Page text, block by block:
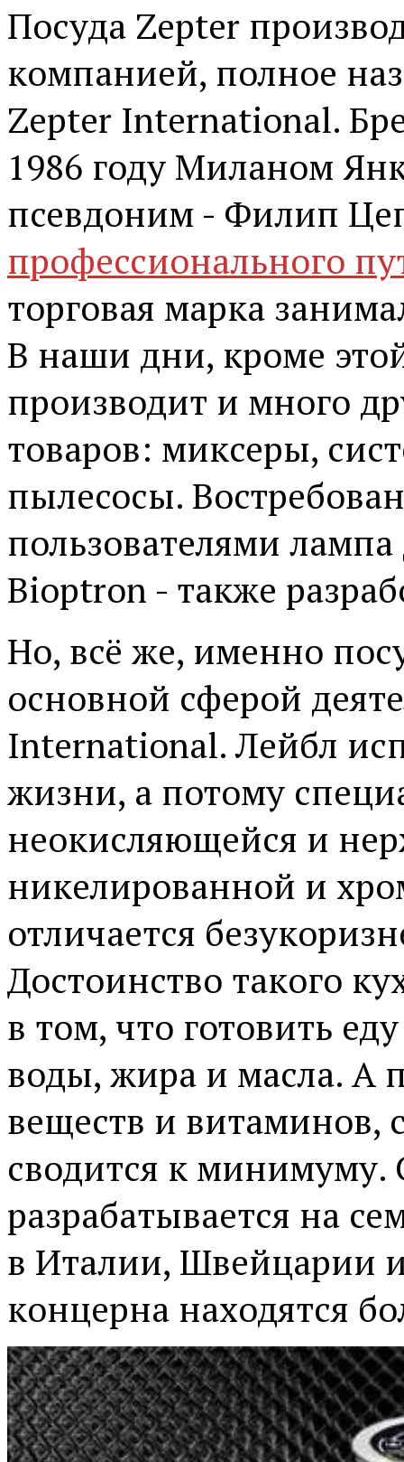
Посуда Zepter
компанией, полное
Zepter International.
1986 году Миланом
псевдоним - Филип
профессионального
торговая марка
В наши дни, кроме
производит и много
товаров: миксеры,
пылесосы.
пользователями
Bioptron - также
Но, всё же, именно
основной сферой
International. Лейбл
жизни, а потому
неокисляющейся и
никелированной и
отличается
Достоинство такого
в том, что готовить
воды, жира и масла. А
веществ и витаминов,
сводится к минимуму.
разрабатывается на
в Италии, Швейцарии
концерна находятся